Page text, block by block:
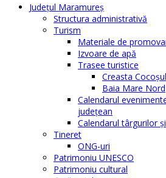
Judeţul Maramureş
Structura administrativă
Turism
Materiale de
Izvoare de apă
Trasee turistice
Creasta
Baia Mare Nord
Calendarul
judeţean
Calendarul târgurilor
Tineret
ONG-uri
Patrimoniu UNESCO
Patrimoniu cultural